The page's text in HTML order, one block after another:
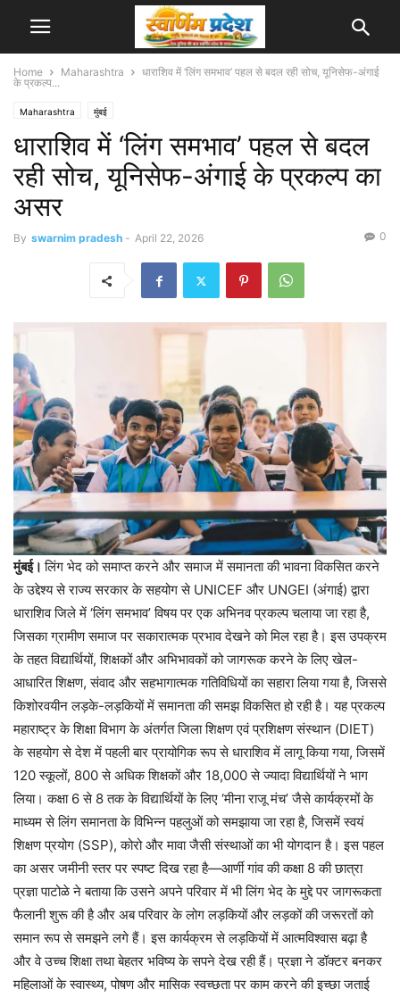
Home Maharashtra
धाराशिव में ‘लिंग समभाव’ पहल से बदल रही सोच, यूनिसेफ-अंगाई
के प्रकल्प...
Maharashtra मुंबई
धाराशिव में ‘लिंग समभाव’ पहल से बदल
रही सोच, यूनिसेफ-अंगाई के प्रकल्प का
असर
By swarnim pradesh - April 22, 2026 0
मुंबई।लिंग भेद को समाप्त करने और समाज में समानता की भावना विकसित करने
के उद्देश्य से राज्य सरकार के सहयोग से UNICEF और UNGEI (अंगाई) द्वारा
धाराशिव जिले में ‘लिंग समभाव’ विषय पर एक अभिनव प्रकल्प चलाया जा रहा है,
जिसका ग्रामीण समाज पर सकारात्मक प्रभाव देखने को मिल रहा है। इस उपक्रम
के तहत विद्यार्थियों, शिक्षकों और अभिभावकों को जागरूक करने के लिए खेल-
आधारित शिक्षण, संवाद और सहभागात्मक गतिविधियों का सहारा लिया गया है, जिससे
किशोरवयीन लड़के-लड़कियों में समानता की समझ विकसित हो रही है। यह प्रकल्प
महाराष्ट्र के शिक्षा विभाग के अंतर्गत जिला शिक्षण एवं प्रशिक्षण संस्थान (DIET)
के सहयोग से देश में पहली बार प्रायोगिक रूप से धाराशिव में लागू किया गया, जिसमें
120 स्कूलों, 800 से अधिक शिक्षकों और 18,000 से ज्यादा विद्यार्थियों ने भाग
लिया। कक्षा 6 से 8 तक के विद्यार्थियों के लिए ‘मीना राजू मंच’ जैसे कार्यक्रमों के
माध्यम से लिंग समानता के विभिन्न पहलुओं को समझाया जा रहा है, जिसमें स्वयं
शिक्षण प्रयोग (SSP), कोरो और मावा जैसी संस्थाओं का भी योगदान है। इस पहल
का असर जमीनी स्तर पर स्पष्ट दिख रहा है—आर्णी गांव की कक्षा 8 की छात्रा
प्रज्ञा पाटोळे ने बताया कि उसने अपने परिवार में भी लिंग भेद के मुद्दे पर जागरूकता
फैलानी शुरू की है और अब परिवार के लोग लड़कियों और लड़कों की जरूरतों को
समान रूप से समझने लगे हैं। इस कार्यक्रम से लड़कियों में आत्मविश्वास बढ़ा है
और वे उच्च शिक्षा तथा बेहतर भविष्य के सपने देख रही हैं। प्रज्ञा ने डॉक्टर बनकर
महिलाओं के स्वास्थ्य, पोषण और मासिक स्वच्छता पर काम करने की इच्छा जताई